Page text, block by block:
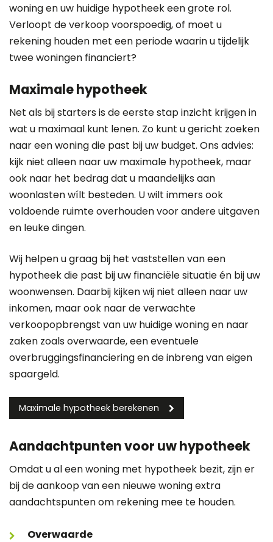
woning en uw huidige hypotheek een grote rol.
Verloopt de verkoop voorspoedig, of moet u
rekening houden met een periode waarin u tijdelijk
twee woningen financiert?
Maximale hypotheek
Net als bij starters is de eerste stap inzicht krijgen in
wat u maximaal kunt lenen. Zo kunt u gericht zoeken
naar een woning die past bij uw budget. Ons advies:
kijk niet alleen naar uw maximale hypotheek, maar
ook naar het bedrag dat u maandelijks aan
woonlasten wílt besteden. U wilt immers ook
voldoende ruimte overhouden voor andere uitgaven
en leuke dingen.
Wij helpen u graag bij het vaststellen van een
hypotheek die past bij uw financiële situatie én bij uw
woonwensen. Daarbij kijken wij niet alleen naar uw
inkomen, maar ook naar de verwachte
verkoopopbrengst van uw huidige woning en naar
zaken zoals overwaarde, een eventuele
overbruggingsfinanciering en de inbreng van eigen
spaargeld.
Maximale hypotheek berekenen
Aandachtpunten voor uw hypotheek
Omdat u al een woning met hypotheek bezit, zijn er
bij de aankoop van een nieuwe woning extra
aandachtspunten om rekening mee te houden.
Overwaarde